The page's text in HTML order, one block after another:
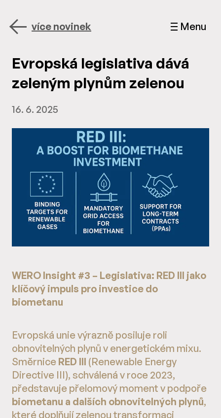
Menu
více novinek
Evropská legislativa dává
zeleným plynům zelenou
16. 6. 2025
WERO Insight #3 – Legislativa: RED III jako
klíčový impuls pro investice do
biometanu
Evropská unie výrazně posiluje roli
obnovitelných plynů v energetickém mixu.
Směrnice RED III (Renewable Energy
Directive III), schválená v roce 2023,
představuje přelomový moment v podpoře
biometanu a dalších obnovitelných plynů,
které doplňují zelenou transformaci